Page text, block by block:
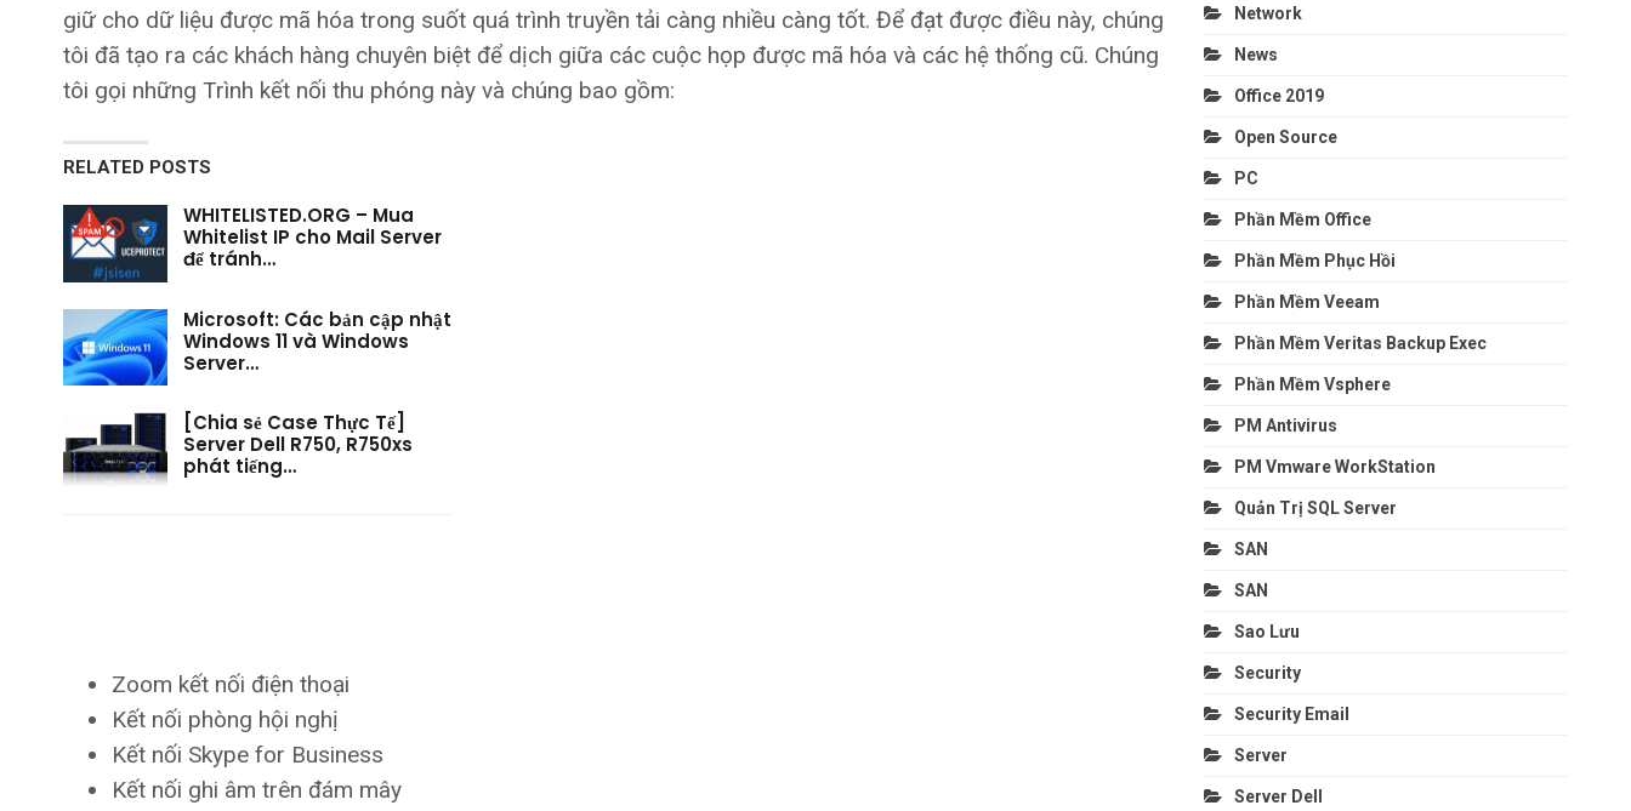
giữ cho dữ liệu được mã hóa trong suốt quá trình truyền tải càng nhiều càng tốt. Để đạt được điều này, chúng
tôi đã tạo ra các khách hàng chuyên biệt để dịch giữa các cuộc họp được mã hóa và các hệ thống cũ. Chúng
tôi gọi những Trình kết nối thu phóng này và chúng bao gồm:
RELATED POSTS
WHITELISTED.ORG – Mua
Whitelist IP cho Mail Server
để tránh…
Microsoft: Các bản cập nhật
Windows 11 và Windows
Server…
[Chia sẻ Case Thực Tế]
Server Dell R750, R750xs
phát tiếng…
Zoom kết nối điện thoại
Kết nối phòng hội nghị
Kết nối Skype for Business
Kết nối ghi âm trên đám mây
Network
News
Office 2019
Open Source
PC
Phần Mềm Office
Phần Mềm Phục Hồi
Phần Mềm Veeam
Phần Mềm Veritas Backup Exec
Phần Mềm Vsphere
PM Antivirus
PM Vmware WorkStation
Quản Trị SQL Server
SAN
SAN
Sao Lưu
Security
Security Email
Server
Server Dell